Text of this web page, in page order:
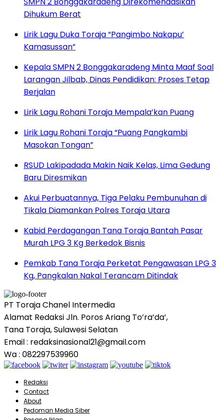
Dihukum Berat
Lirik Lagu Duka Toraja “Pangimbo Nakapu’
Kamasussan”
Kepala SMPN 2 Bonggakaradeng Minta Maaf Soal
Larangan Jilbab, Dinas Pendidikan: Proses Tetap
Berjalan
Lirik Lagu Rohani Toraja Mempala’kan Puang
Lirik Lagu Rohani Toraja “Puang Pangkambi
Masokan Tongan”
RSUD Lakipadada Makin Naik Kelas, Lima Gedung
Baru Diresmikan
Akui Perbuatannya, Tiga Pelaku Pembunuhan di
Tikala Diamankan Polres Toraja Utara
Kabid Perdagangan Tana Toraja Bantah Pasar
Murah LPG 3 Kg Berkedok Bisnis
Pemkab Tana Toraja Perketat Pengawasan LPG 3
Kg, Pangkalan Nakal Terancam Ditindak
PT Toraja Chanel Intermedia
Alamat Redaksi Jln. Poros Ariang To’ra’da’,
Tana Toraja, Sulawesi Selatan
Email : redaksinasional21@gmail.com
Wa : 082297539960
Redaksi
Contact
About
Pedoman Media Siber